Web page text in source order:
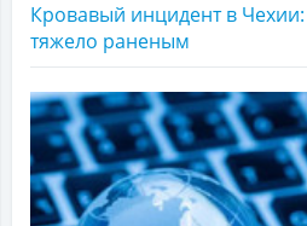
Кровавый инцидент в
тяжело раненым